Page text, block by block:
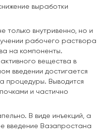
выработки
только внутривенно, но и
рабочего раствора
на компоненты.
вещества в
введении достигается
процедуры. Выводится
и частично
В виде инъекций, а
введение Вазапростана